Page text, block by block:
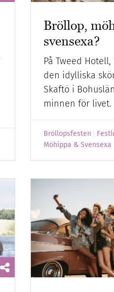
Bröllop,
svensexa?
På Tweed
den idylliska
Skaftö i
minnen för livet.
Bröllopsfesten
Möhippa & Svensexa